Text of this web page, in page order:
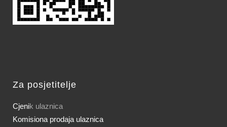
Za posjetitelje
Cjenik ulaznica
Komisiona prodaja ulaznica